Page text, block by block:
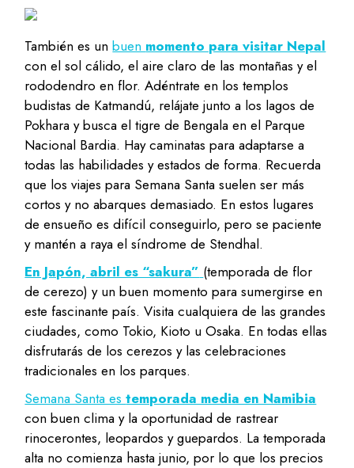
También es unbuen momento para visitar Nepal
con el sol cálido, el aire claro de las montañas y el
rododendro en flor. Adéntrate en los templos
budistas de Katmandú, relájate junto a los lagos de
Pokhara y busca el tigre de Bengala en el Parque
Nacional Bardia. Hay caminatas para adaptarse a
todas las habilidades y estados de forma. Recuerda
que los viajes para Semana Santa suelen ser más
cortos y no abarques demasiado. En estos lugares
de ensueño es difícil conseguirlo, pero se paciente
y mantén a raya el síndrome de Stendhal.
En Japón, abril es “sakura” (temporada de flor
de cerezo) y un buen momento para sumergirse en
este fascinante país. Visita cualquiera de las grandes
ciudades, como Tokio, Kioto u Osaka. En todas ellas
disfrutarás de los cerezos y las celebraciones
tradicionales en los parques.
Semana Santa estemporada media en Namibia
con buen clima y la oportunidad de rastrear
rinocerontes, leopardos y guepardos. La temporada
alta no comienza hasta junio, por lo que los precios